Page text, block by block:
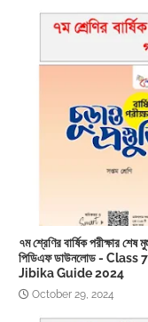
৭ম শ্রেণির বার্ষিক পরীক্ষার
পিডিএফ ডাউনলোড -
Jibika Guide 2024
October 29, 2024